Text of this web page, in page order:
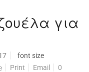
για
font size
Print
Email
0